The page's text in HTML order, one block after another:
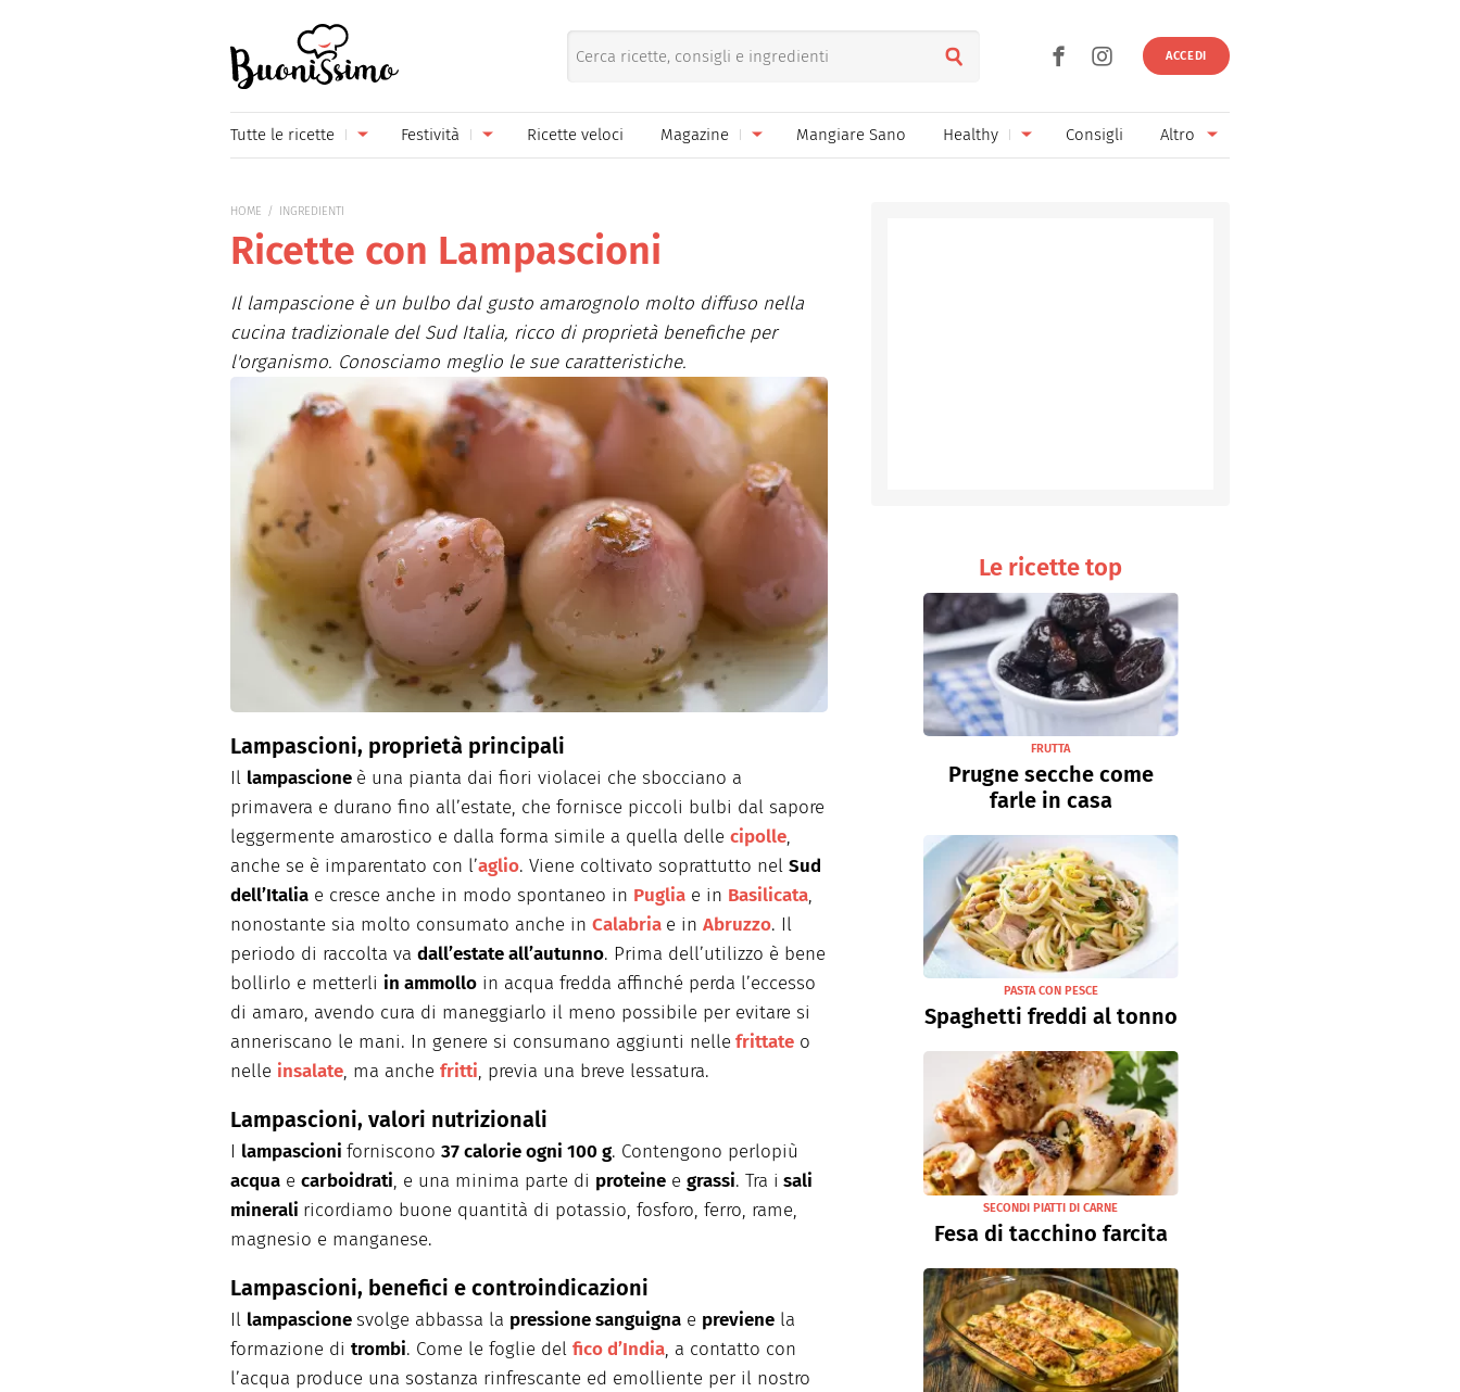
ACCEDI
Tutte le ricette
Primi piatti Pane pizza focacce
Salse e sughi
Piatti unici Marmellate e confetture
Contorni Conserve
Formaggi Ricette di base
Frutta Bevande
Dolci
Festività
Carnevale
Festa della Donna
Festa della Mamma
Festa del Papà
Halloween
Natale
Pasqua
San Valentino
Ricette veloci Magazine Mangiare Sano Healthy Consigli Altro
HOME INGREDIENTI
Ricette con Lampascioni
Il lampascione è un bulbo dal gusto amarognolo molto diffuso nella
cucina tradizionale del Sud Italia, ricco di proprietà benefiche per
l'organismo. Conosciamo meglio le sue caratteristiche.
Lampascioni, proprietà principali
Il lampascione è una pianta dai fiori violacei che sbocciano a
primavera e durano fino all’estate, che fornisce piccoli bulbi dal sapore
leggermente amarostico e dalla forma simile a quella delle cipolle,
anche se è imparentato con l’aglio. Viene coltivato soprattutto nel Sud
dell’Italia e cresce anche in modo spontaneo in Puglia e in Basilicata,
nonostante sia molto consumato anche in Calabria e in Abruzzo. Il
periodo di raccolta va dall’estate all’autunno. Prima dell’utilizzo è bene
bollirlo e metterli in ammollo in acqua fredda affinché perda l’eccesso
di amaro, avendo cura di maneggiarlo il meno possibile per evitare si
anneriscano le mani. In genere si consumano aggiunti nelle frittate o
nelle insalate, ma anche fritti, previa una breve lessatura.
Lampascioni, valori nutrizionali
I lampascioni forniscono 37 calorie ogni 100 g. Contengono perlopiù
acqua e carboidrati, e una minima parte di proteine e grassi. Tra i sali
minerali ricordiamo buone quantità di potassio, fosforo, ferro, rame,
magnesio e manganese.
Lampascioni, benefici e controindicazioni
Il lampascionesvolge abbassa la pressione sanguigna e previene la
formazione di trombi. Come le foglie del fico d’India, a contatto con
l’acqua produce una sostanza rinfrescante ed emolliente per il nostro
Le ricette top
FRUTTA
Prugne secche come
farle in casa
PASTA CON PESCE
Spaghetti freddi al tonno
SECONDI PIATTI DI CARNE
Fesa di tacchino farcita